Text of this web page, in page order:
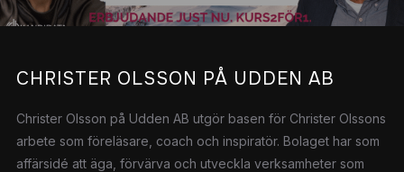
CHRISTER OLSSON PÅ UDDEN AB
Christer Olsson på Udden AB utgör basen för Christer Olssons
arbete som föreläsare, coach och inspiratör. Bolaget har som
affärsidé att äga, förvärva och utveckla verksamheter som